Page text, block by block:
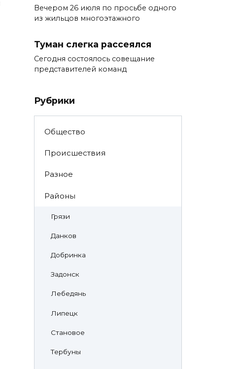
Вечером 26 июля по просьбе одного
из жильцов многоэтажного
Туман слегка рассеялся
Сегодня состоялось совещание
представителей команд
Рубрики
Общество
Происшествия
Разное
Районы
Грязи
Данков
Добринка
Задонск
Лебедянь
Липецк
Становое
Тербуны